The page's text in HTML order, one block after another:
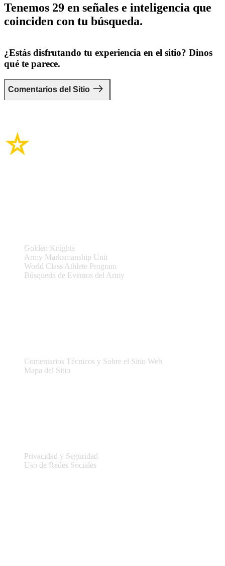
Tenemos 29 en señales e inteligencia que
coinciden con tu búsqueda.
¿Estás disfrutando tu experiencia en el sitio? Dinos
qué te parece.
Comentarios del Sitio
Golden Knights
Army Marksmanship Unit
World Class Athlete Program
Búsqueda de Eventos del Army
Comentarios Técnicos y Sobre el Sitio Web
Mapa del Sitio
Privacidad y Seguridad
Uso de Redes Sociales